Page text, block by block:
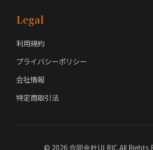
Legal
利用規約
プライバシーポリシー
会社情報
特定商取引法
© 2026 合同会社ULRIC All Rights